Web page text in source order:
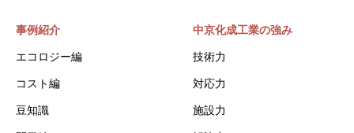
事例紹介
エコロジー編
コスト編
豆知識
中京化成工業の強み
技術力
対応力
施設力